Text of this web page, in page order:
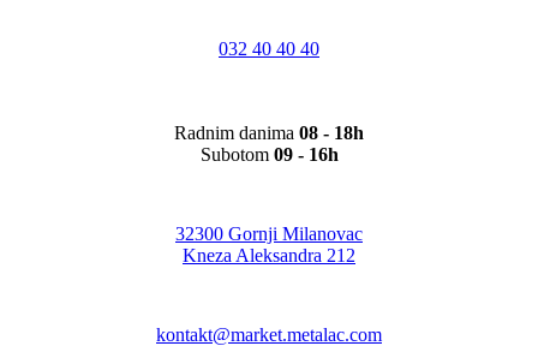
032 40 40 40
Radnim danima 08 - 18h
Subotom 09 - 16h
32300 Gornji Milanovac
Kneza Aleksandra 212
kontakt@market.metalac.com